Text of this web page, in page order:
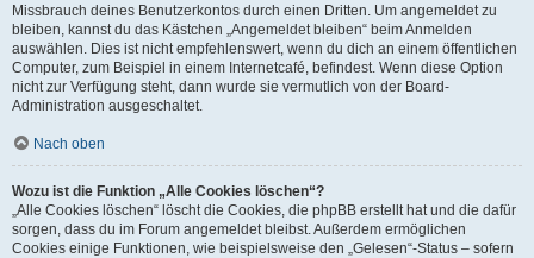
Missbrauch deines Benutzerkontos durch einen Dritten. Um angemeldet zu
bleiben, kannst du das Kästchen „Angemeldet bleiben“ beim Anmelden
auswählen. Dies ist nicht empfehlenswert, wenn du dich an einem öffentlichen
Computer, zum Beispiel in einem Internetcafé, befindest. Wenn diese Option
nicht zur Verfügung steht, dann wurde sie vermutlich von der Board-
Administration ausgeschaltet.
Nach oben
Wozu ist die Funktion „Alle Cookies löschen“?
„Alle Cookies löschen“ löscht die Cookies, die phpBB erstellt hat und die dafür
sorgen, dass du im Forum angemeldet bleibst. Außerdem ermöglichen
Cookies einige Funktionen, wie beispielsweise den „Gelesen“-Status – sofern